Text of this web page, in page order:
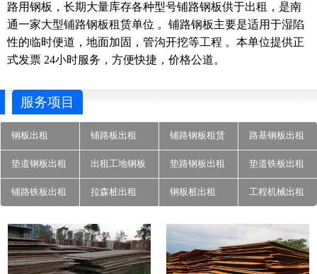
路用钢板，长期大量库存各种型号铺路钢板供于出租，是南
通一家大型铺路钢板租赁单位 。铺路钢板主要是适用于湿陷
性的临时便道，地面加固，管沟开挖等工程 。本单位提供正
式发票 24小时服务，方便快捷，价格公道。
服务项目
钢板出租 铺路板出租 铺路钢板租赁 路基钢板出租
垫道钢板出租 出租工地钢板 垫路钢板出租 垫道铁板出租
铺路铁板出租 拉森桩出租 钢板桩出租 工程机械出租